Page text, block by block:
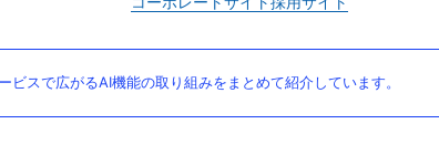
スで広がるAI機能の取り組みをまとめて紹介しています。